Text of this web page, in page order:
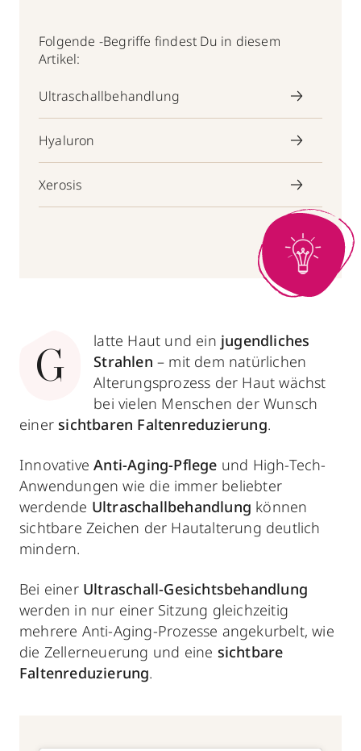
Folgende -Begriffe findest Du in diesem
Artikel:
Ultraschallbehandlung
Hyaluron
Xerosis
G
latte Haut und ein jugendliches
Strahlen – mit dem natürlichen
Alterungsprozess der Haut wächst
bei vielen Menschen der Wunsch
einer sichtbaren Faltenreduzierung.
InnovativeAnti-Aging-Pflege und High-Tech-
Anwendungen wie die immer beliebter
werdende Ultraschallbehandlung können
sichtbare Zeichen der Hautalterung deutlich
mindern.
Bei einer Ultraschall-Gesichtsbehandlung
werden in nur einer Sitzung gleichzeitig
mehrere Anti-Aging-Prozesse angekurbelt, wie
die Zellerneuerung und eine sichtbare
Faltenreduzierung.